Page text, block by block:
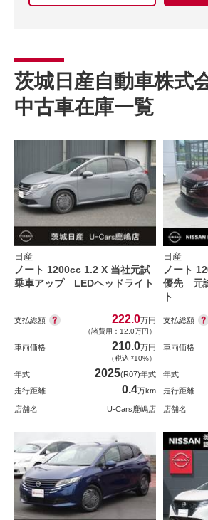
茨城日産自動車株式
中古車在庫一覧
日産
ノート 1200cc 1.2 X 当社元試
乗車アップ LEDヘッドライト
支払総額 222.0万円
（諸費用：12.0万円）
車両価格 210.0万円
（税込 *10%）
年式 2025(R07)年式
走行距離
0.4万km
店舗名 U-Cars鹿嶋店
日産
ノート
優先 元
ト
支払総額
車両価格
年式
走行距離
店舗名